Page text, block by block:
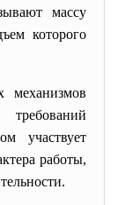
массу
которого
механизмов
участвует
работы,